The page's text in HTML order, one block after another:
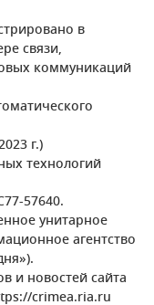
в
связи,
коммуникаций
г.)
технологий
57640.
унитарное
агентство
и новостей сайта
crimea.ria.ru